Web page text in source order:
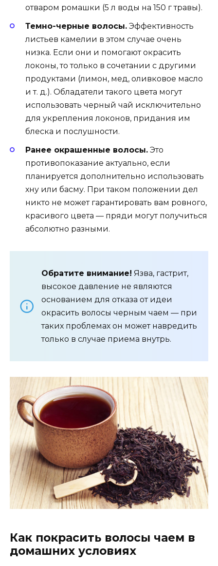
отваром ромашки (5 л воды на 150 г травы).
Темно-черные волосы. Эффективность
листьев камелии в этом случае очень
низка. Если они и помогают окрасить
локоны, то только в сочетании с другими
продуктами (лимон, мед, оливковое масло
и т. д.). Обладатели такого цвета могут
использовать черный чай исключительно
для укрепления локонов, придания им
блеска и послушности.
Ранее окрашенные волосы. Это
противопоказание актуально, если
планируется дополнительно использовать
хну или басму. При таком положении дел
никто не может гарантировать вам ровного,
красивого цвета — пряди могут получиться
абсолютно разными.
Обратите внимание! Язва, гастрит,
высокое давление не являются
основанием для отказа от идеи
окрасить волосы черным чаем — при
таких проблемах он может навредить
только в случае приема внутрь.
Как покрасить волосы чаем в
домашних условиях